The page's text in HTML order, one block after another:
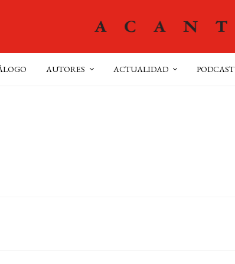
AUTORES ACTUALIDAD PODCAST